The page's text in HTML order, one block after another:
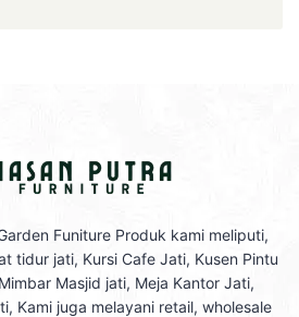
Funiture Produk kami meliputi,
tidur jati, Kursi Cafe Jati, Kusen Pintu
Masjid jati, Meja Kantor Jati,
Kami juga melayani retail, wholesale